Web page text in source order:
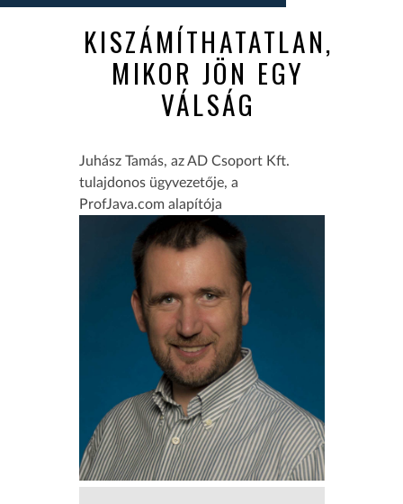
KISZÁMÍTHATATLAN,
MIKOR JÖN EGY
VÁLSÁG
Juhász Tamás, az AD Csoport Kft.
tulajdonos ügyvezetője, a
ProfJava.com alapítója